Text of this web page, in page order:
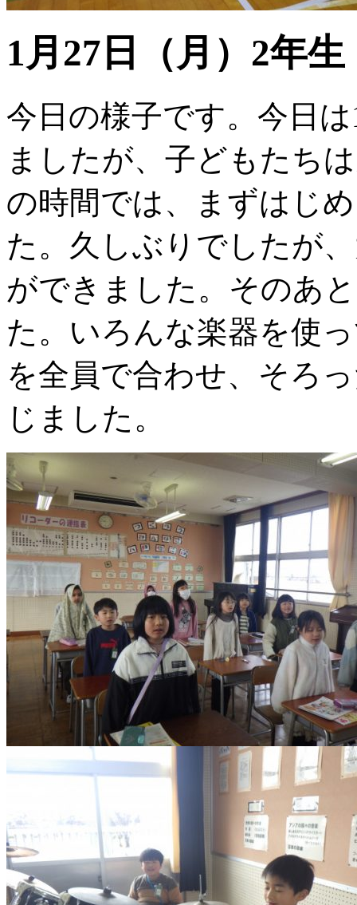
1月27日（月）2年
今日の様子です。今日
ましたが、子どもたち
の時間では、まずはじ
た。久しぶりでしたが
ができました。そのあ
た。いろんな楽器を使
を全員で合わせ、そろ
じました。